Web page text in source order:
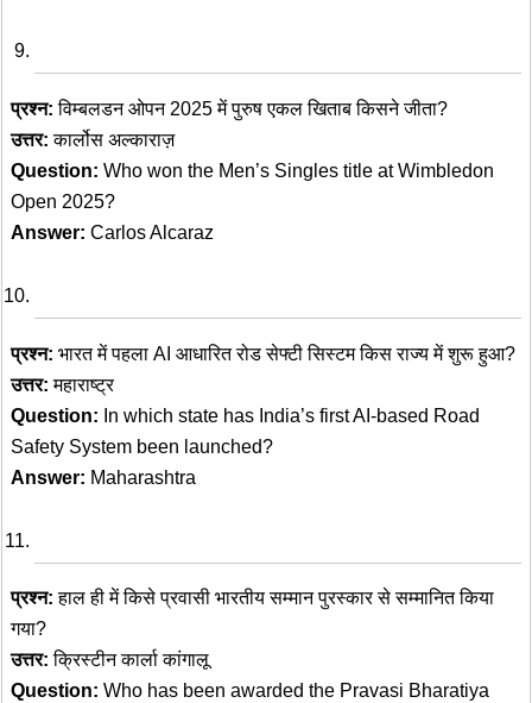
प्रश्न: विम्बलडन ओपन 2025 में पुरुष एकल खिताब किसने जीता?
उत्तर: कार्लोस अल्काराज़
Question: Who won the Men’s Singles title at Wimbledon
Open 2025?
Answer: Carlos Alcaraz
प्रश्न: भारत में पहला AI आधारित रोड सेफ्टी सिस्टम किस राज्य में शुरू हुआ?
उत्तर: महाराष्ट्र
Question: In which state has India’s first AI-based Road
Safety System been launched?
Answer: Maharashtra
प्रश्न: हाल ही में किसे प्रवासी भारतीय सम्मान पुरस्कार से सम्मानित किया
गया?
उत्तर: क्रिस्टीन कार्ला कांगालू
Question: Who has been awarded the Pravasi Bharatiya